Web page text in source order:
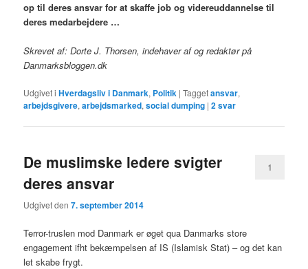
op til deres ansvar for at skaffe job og videreuddannelse til
deres medarbejdere …
Skrevet af: Dorte J. Thorsen, indehaver af og redaktør på
Danmarksbloggen.dk
Udgivet i Hverdagsliv i Danmark, Politik |Taggetansvar,
arbejdsgivere,arbejdsmarked,social dumping |2svar
De muslimske ledere svigter
deres ansvar
Udgivet den7. september 2014
1
Terror-truslen mod Danmark er øget qua Danmarks store
engagement ifht bekæmpelsen af IS (Islamisk Stat) – og det kan
let skabe frygt.